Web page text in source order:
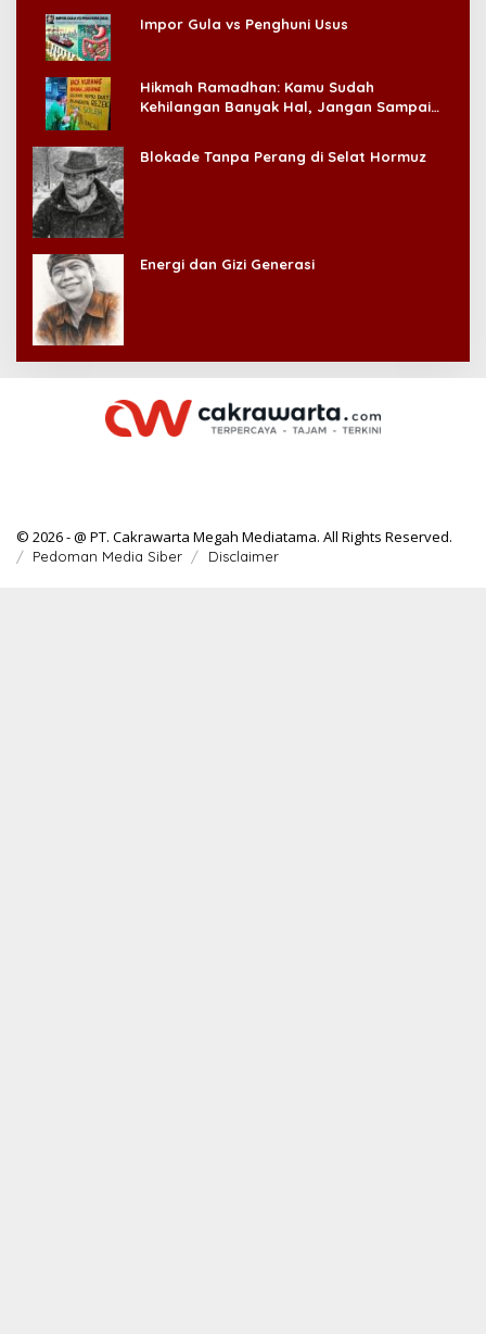
Impor Gula vs Penghuni Usus
Hikmah Ramadhan: Kamu Sudah
Kehilangan Banyak Hal, Jangan Sampai
Blokade Tanpa Perang di Selat Hormuz
Energi dan Gizi Generasi
© 2026 - @ PT. Cakrawarta Megah Mediatama. All Rights Reserved.
Pedoman Media Siber Disclaimer